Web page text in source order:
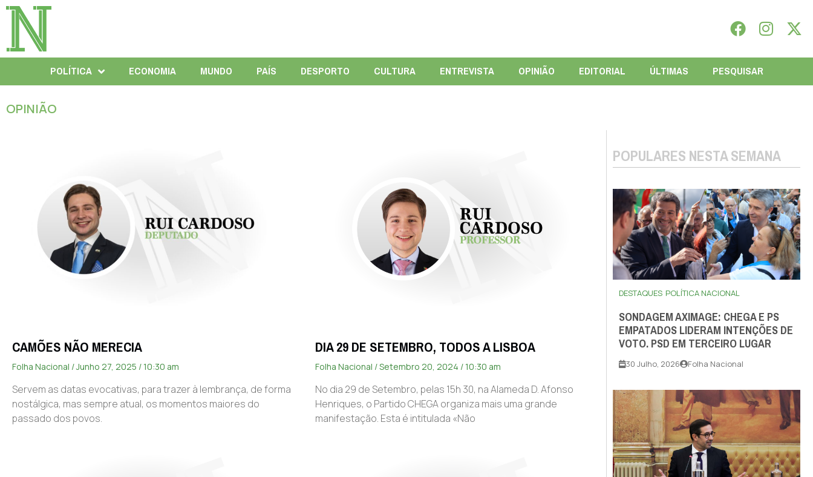
POLÍTICA ECONOMIA MUNDO PAÍS DESPORTO CULTURA ENTREVISTA OPINIÃO EDITORIAL ÚLTIMAS PESQUISAR
OPINIÃO
CAMÕES NÃO MERECIA
Folha Nacional Junho 27, 2025 10:30 am
Servem as datas evocativas, para trazer à lembrança, de forma
nostálgica, mas sempre atual, os momentos maiores do
passado dos povos.
DIA 29 DE SETEMBRO, TODOS A LISBOA
Folha Nacional Setembro 20, 2024 10:30 am
No dia 29 de Setembro, pelas 15h 30, na Alameda D. Afonso
Henriques, o Partido CHEGA organiza mais uma grande
manifestação. Esta é intitulada «Não
POPULARES NESTA SEMANA
DESTAQUES POLÍTICA NACIONAL
SONDAGEM AXIMAGE: CHEGA E PS
EMPATADOS LIDERAM INTENÇÕES DE
VOTO. PSD EM TERCEIRO LUGAR
30 Julho, 2026 Folha Nacional